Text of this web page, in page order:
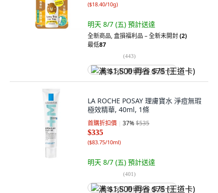
($18.40/10g)
明天 8/7 (五) 預計送達
全新商品,盒損福利品 – 全新未開封(2)
最低87
(443)
满 $1,500 再省 $75 (王道卡)
LA ROCHE POSAY 理膚寶水 淨痘無瑕
極效精華, 40ml, 1條
首購折扣價 37%$535
$335
($83.75/10ml)
明天 8/7 (五) 預計送達
(401)
满 $1,500 再省 $75 (王道卡)